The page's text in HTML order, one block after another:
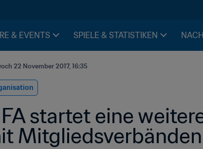
& EVENTS SPIELE & STATISTIKEN
22 November 2017, 16:35
startet eine
Mitgliedsverbänden